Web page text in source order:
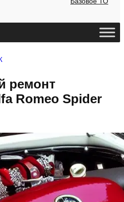
ремонт
Romeo Spider